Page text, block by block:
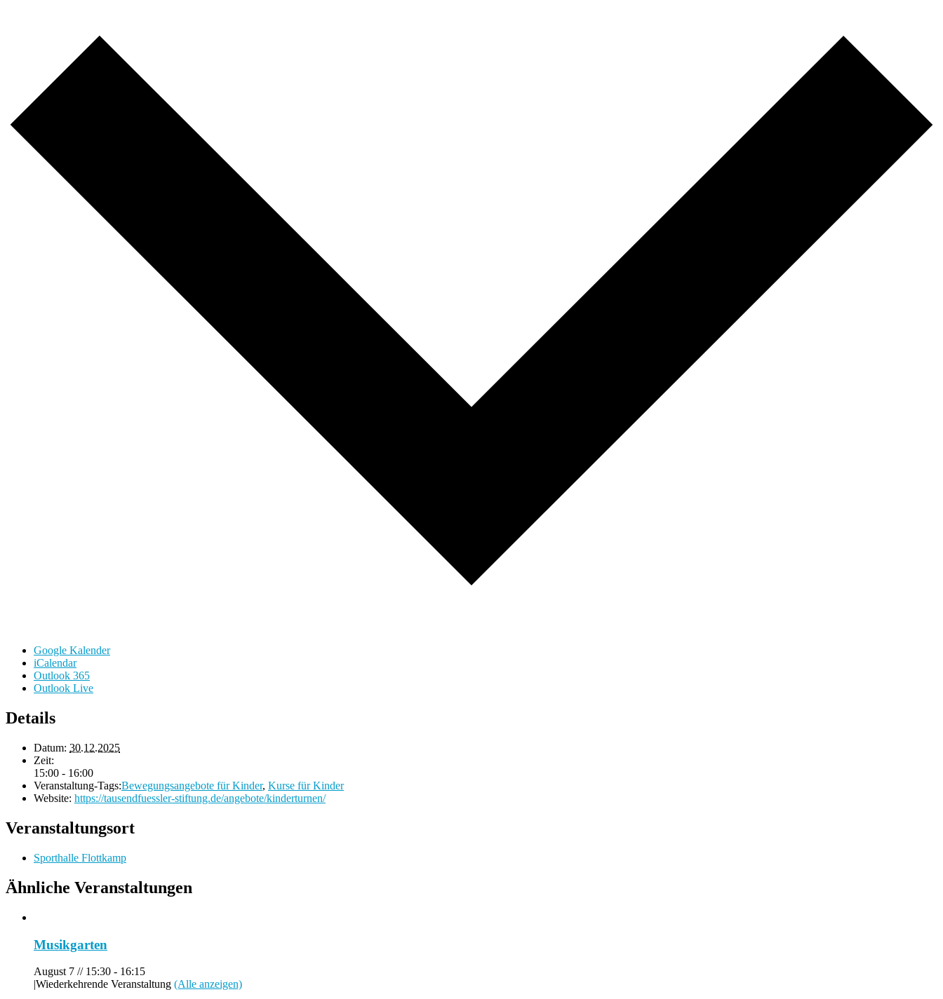
Google Kalender
iCalendar
Outlook 365
Outlook Live
Details
Datum: 30.12.2025
Zeit:
15:00 - 16:00
Veranstaltung-Tags:Bewegungsangebote für Kinder, Kurse für Kinder
Website: https://tausendfuessler-stiftung.de/angebote/kinderturnen/
Veranstaltungsort
Sporthalle Flottkamp
Ähnliche Veranstaltungen
Musikgarten
August 7 // 15:30 - 16:15
|Wiederkehrende Veranstaltung (Alle anzeigen)